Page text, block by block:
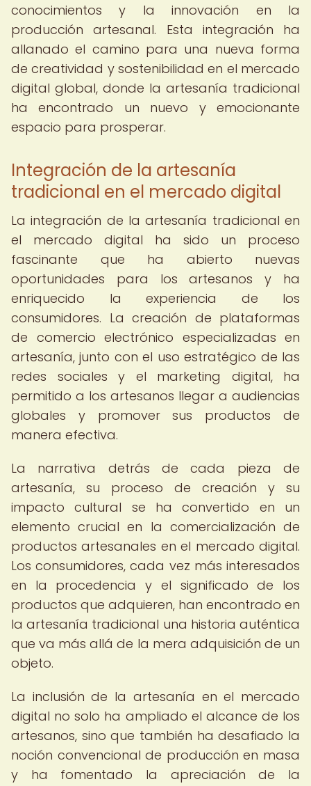
conocimientos y la innovación en la
producción artesanal. Esta integración ha
allanado el camino para una nueva forma
de creatividad y sostenibilidad en el mercado
digital global, donde la artesanía tradicional
ha encontrado un nuevo y emocionante
espacio para prosperar.
Integración de la artesanía
tradicional en el mercado digital
La integración de la artesanía tradicional en
el mercado digital ha sido un proceso
fascinante que ha abierto nuevas
oportunidades para los artesanos y ha
enriquecido la experiencia de los
consumidores. La creación de plataformas
de comercio electrónico especializadas en
artesanía, junto con el uso estratégico de las
redes sociales y el marketing digital, ha
permitido a los artesanos llegar a audiencias
globales y promover sus productos de
manera efectiva.
La narrativa detrás de cada pieza de
artesanía, su proceso de creación y su
impacto cultural se ha convertido en un
elemento crucial en la comercialización de
productos artesanales en el mercado digital.
Los consumidores, cada vez más interesados
en la procedencia y el significado de los
productos que adquieren, han encontrado en
la artesanía tradicional una historia auténtica
que va más allá de la mera adquisición de un
objeto.
La inclusión de la artesanía en el mercado
digital no solo ha ampliado el alcance de los
artesanos, sino que también ha desafiado la
noción convencional de producción en masa
y ha fomentado la apreciación de la